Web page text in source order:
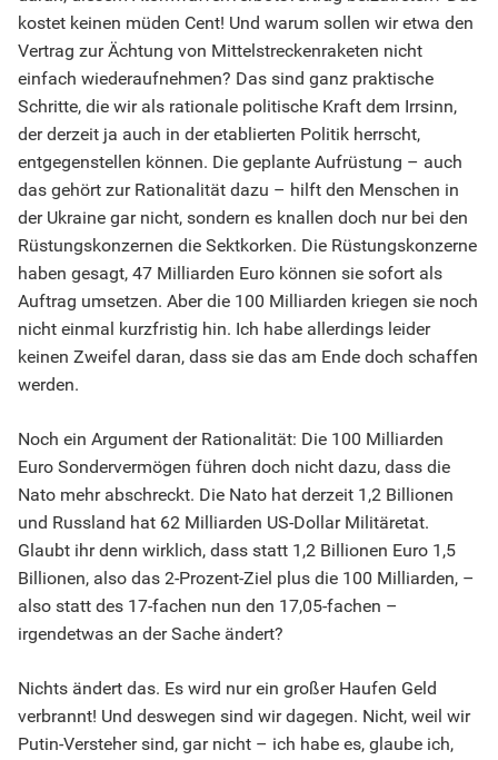
kostet keinen müden Cent! Und warum sollen wir etwa den
Vertrag zur Ächtung von Mittelstreckenraketen nicht
einfach wiederaufnehmen? Das sind ganz praktische
Schritte, die wir als rationale politische Kraft dem Irrsinn,
der derzeit ja auch in der etablierten Politik herrscht,
entgegenstellen können. Die geplante Aufrüstung – auch
das gehört zur Rationalität dazu – hilft den Menschen in
der Ukraine gar nicht, sondern es knallen doch nur bei den
Rüstungskonzernen die Sektkorken. Die Rüstungskonzerne
haben gesagt, 47 Milliarden Euro können sie sofort als
Auftrag umsetzen. Aber die 100 Milliarden kriegen sie noch
nicht einmal kurzfristig hin. Ich habe allerdings leider
keinen Zweifel daran, dass sie das am Ende doch schaffen
werden.
Noch ein Argument der Rationalität: Die 100 Milliarden
Euro Sondervermögen führen doch nicht dazu, dass die
Nato mehr abschreckt. Die Nato hat derzeit 1,2 Billionen
und Russland hat 62 Milliarden US-Dollar Militäretat.
Glaubt ihr denn wirklich, dass statt 1,2 Billionen Euro 1,5
Billionen, also das 2-Prozent-Ziel plus die 100 Milliarden, –
also statt des 17-fachen nun den 17,05-fachen –
irgendetwas an der Sache ändert?
Nichts ändert das. Es wird nur ein großer Haufen Geld
verbrannt! Und deswegen sind wir dagegen. Nicht, weil wir
Putin-Versteher sind, gar nicht – ich habe es, glaube ich,